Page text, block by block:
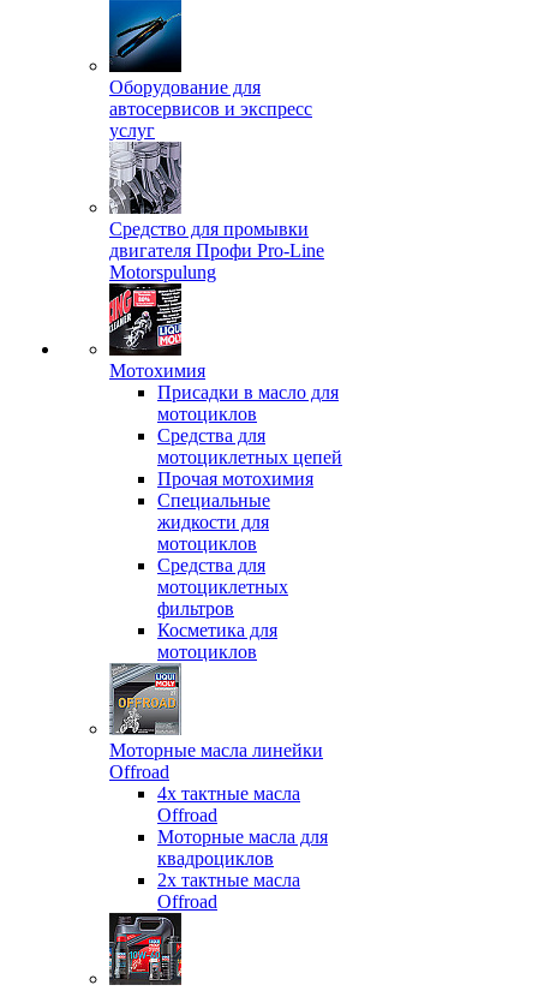
Оборудование для
автосервисов и экспресс
услуг
Средство для промывки
двигателя Профи Pro-Line
Motorspulung
Мотохимия
Присадки в масло для
мотоциклов
Средства для
мотоциклетных цепей
Прочая мотохимия
Специальные
жидкости для
мотоциклов
Средства для
мотоциклетных
фильтров
Косметика для
мотоциклов
Моторные масла линейки
Offroad
4х тактные масла
Offroad
Моторные масла для
квадроциклов
2х тактные масла
Offroad